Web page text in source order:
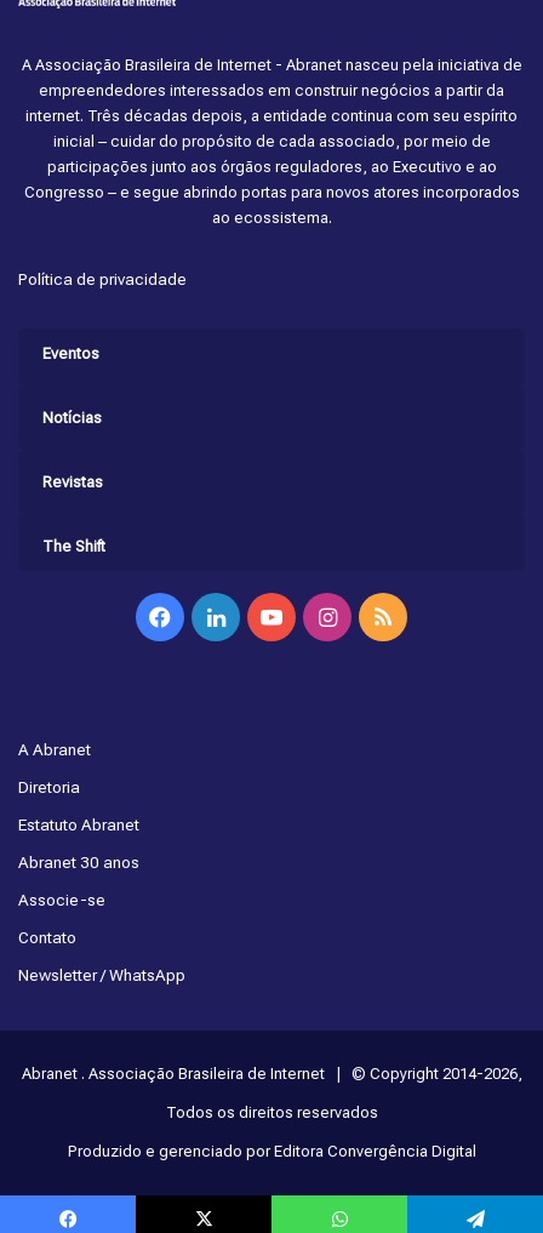
A Associação Brasileira de Internet - Abranet nasceu pela iniciativa de
empreendedores interessados em construir negócios a partir da
internet. Três décadas depois, a entidade continua com seu espírito
inicial – cuidar do propósito de cada associado, por meio de
participações junto aos órgãos reguladores, ao Executivo e ao
Congresso – e segue abrindo portas para novos atores incorporados
ao ecossistema.
Política de privacidade
Eventos
Notícias
Revistas
The Shift
FacebookLinkedinYouTubeInstagram
RSS
A Abranet
Diretoria
Estatuto Abranet
Abranet 30 anos
Associe-se
Contato
Newsletter / WhatsApp
Abranet . Associação Brasileira de Internet | © Copyright 2014-2026,
Todos os direitos reservados
Produzido e gerenciado por Editora Convergência Digital